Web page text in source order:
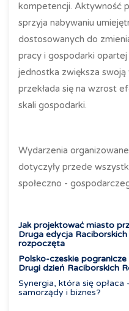
kompetencji. Aktywność
sprzyja nabywaniu
dostosowanych do
pracy i gospodarki
jednostka zwiększa
przekłada się na wzrost
skali gospodarki.
Wydarzenia
dotyczyły przede
społeczno -
Jak projektować miasto
Druga edycja
rozpoczęta
Polsko-czeskie
Drugi dzień Raciborskich
Synergia, która się opłaca
samorządy i biznes?